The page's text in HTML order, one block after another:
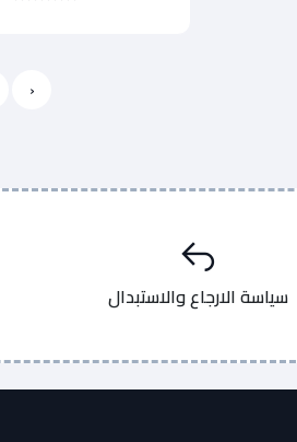
‹
سياسة الارجاع والاستبدال